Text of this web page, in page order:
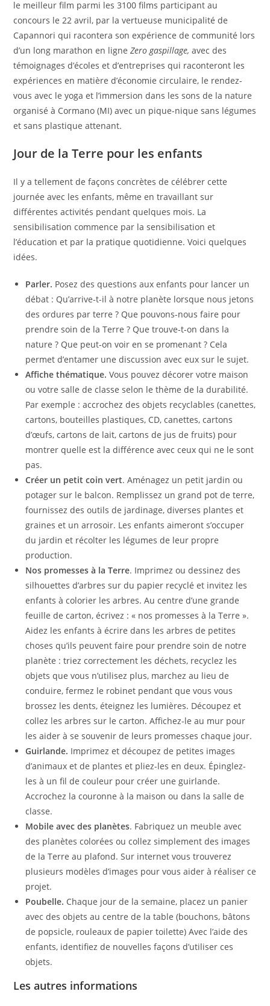
le meilleur film parmi les 3100 films participant au
concours le 22 avril, par la vertueuse municipalité de
Capannori qui racontera son expérience de communité lors
d’un long marathon en ligne Zero gaspillage, avec des
témoignages d’écoles et d’entreprises qui raconteront les
expériences en matière d’économie circulaire, le rendez-
vous avec le yoga et l’immersion dans les sons de la nature
organisé à Cormano (MI) avec un pique-nique sans légumes
et sans plastique attenant.
Jour de la Terre pour les enfants
Il y a tellement de façons concrètes de célébrer cette
journée avec les enfants, même en travaillant sur
différentes activités pendant quelques mois. La
sensibilisation commence par la sensibilisation et
l’éducation et par la pratique quotidienne. Voici quelques
idées.
Parler. Posez des questions aux enfants pour lancer un
débat : Qu’arrive-t-il à notre planète lorsque nous jetons
des ordures par terre ? Que pouvons-nous faire pour
prendre soin de la Terre ? Que trouve-t-on dans la
nature ? Que peut-on voir en se promenant ? Cela
permet d’entamer une discussion avec eux sur le sujet.
Affiche thématique.Vous pouvez décorer votre maison
ou votre salle de classe selon le thème de la durabilité.
Par exemple : accrochez des objets recyclables (canettes,
cartons, bouteilles plastiques, CD, canettes, cartons
d’œufs, cartons de lait, cartons de jus de fruits) pour
montrer quelle est la différence avec ceux qui ne le sont
pas.
Créer un petit coin vert. Aménagez un petit jardin ou
potager sur le balcon. Remplissez un grand pot de terre,
fournissez des outils de jardinage, diverses plantes et
graines et un arrosoir. Les enfants aimeront s’occuper
du jardin et récolter les légumes de leur propre
production.
Nos promesses à la Terre. Imprimez ou dessinez des
silhouettes d’arbres sur du papier recyclé et invitez les
enfants à colorier les arbres. Au centre d’une grande
feuille de carton, écrivez : « nos promesses à la Terre ».
Aidez les enfants à écrire dans les arbres de petites
choses qu’ils peuvent faire pour prendre soin de notre
planète : triez correctement les déchets, recyclez les
objets que vous n’utilisez plus, marchez au lieu de
conduire, fermez le robinet pendant que vous vous
brossez les dents, éteignez les lumières. Découpez et
collez les arbres sur le carton. Affichez-le au mur pour
les aider à se souvenir de leurs promesses chaque jour.
Guirlande. Imprimez et découpez de petites images
d’animaux et de plantes et pliez-les en deux. Épinglez-
les à un fil de couleur pour créer une guirlande.
Accrochez la couronne à la maison ou dans la salle de
classe.
Mobile avec des planètes. Fabriquez un meuble avec
des planètes colorées ou collez simplement des images
de la Terre au plafond. Sur internet vous trouverez
plusieurs modèles d’images pour vous aider à réaliser ce
projet.
Poubelle. Chaque jour de la semaine, placez un panier
avec des objets au centre de la table (bouchons, bâtons
de popsicle, rouleaux de papier toilette) Avec l’aide des
enfants, identifiez de nouvelles façons d’utiliser ces
objets.
Les autres informations